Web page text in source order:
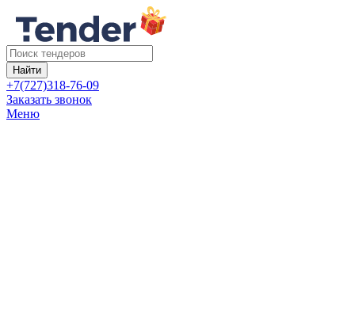
Найти
+7(727)318-76-09
Заказать звонок
Меню